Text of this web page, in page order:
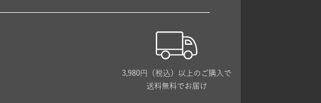
3,980円（税込）以上のご購入で
送料無料でお届け